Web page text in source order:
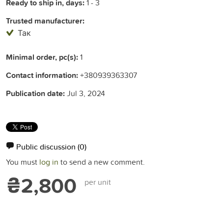
Ready to ship in, days:1 - 3
Trusted manufacturer:
Так
Minimal order, pc(s):1
Contact information:+380939363307
Publication date:Jul 3, 2024
Public discussion (0)
You must log in to send a new comment.
₴2,800 per unit